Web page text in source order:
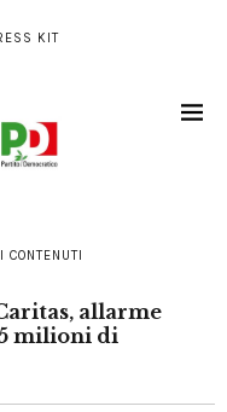
KIT
allarme
milioni di